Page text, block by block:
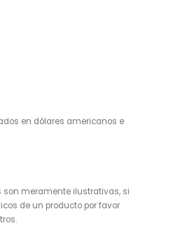
en dólares americanos e
son meramente ilustrativas, si
de un producto por favor